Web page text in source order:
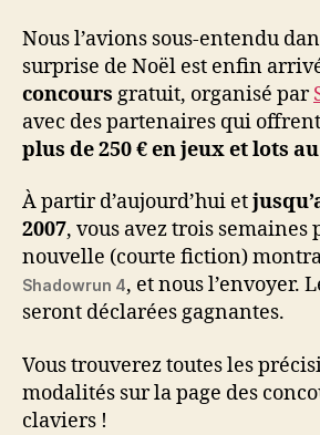
Nous l’avions sous-entendu
surprise de Noël est enfin
concours gratuit, organisé par
avec des partenaires qui
plus de 250 € en jeux et lots
À partir d’aujourd’hui et
2007, vous avez trois semaines
nouvelle (courte fiction)
Shadowrun 4, et nous l’envoyer.
seront déclarées gagnantes.
Vous trouverez toutes les
modalités sur la page des
claviers !